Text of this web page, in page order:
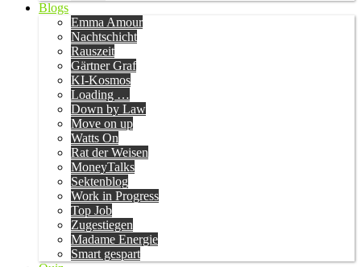
Blogs
Emma Amour
Nachtschicht
Rauszeit
Gärtner Graf
KI-Kosmos
Loading …
Down by Law
Move on up
Watts On
Rat der Weisen
MoneyTalks
Sektenblog
Work in Progress
Top Job
Zugestiegen
Madame Energie
Smart gespart